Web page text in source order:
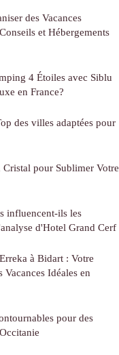
des Vacances
et Hébergements
4 Étoiles avec Siblu
en France?
des villes adaptées pour
Cristal pour Sublimer Votre
influencent-ils les
d'Hotel Grand Cerf
à Bidart : Votre
Idéales en
pour des